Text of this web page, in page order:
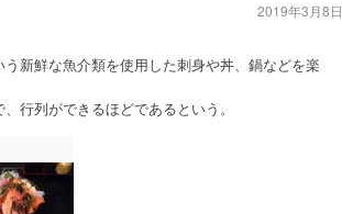
新鮮な魚介類を使用した刺身や丼、鍋などを楽
行列ができるほどであるという。
2019年3月8日